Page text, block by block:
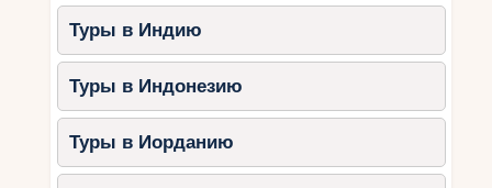
Туры в Индию
Туры в Индонезию
Туры в Иорданию